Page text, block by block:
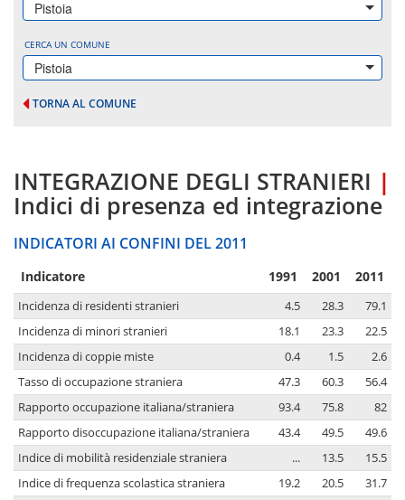
Pistoia
CERCA UN COMUNE
Pistoia
TORNA AL COMUNE
INTEGRAZIONE DEGLI STRANIERI |
Indici di presenza ed integrazione
INDICATORI AI CONFINI DEL 2011
Indicatore 1991 2001 2011
Incidenza di residenti stranieri 4.5 28.3
79.1
Incidenza di minori stranieri
18.1 23.3
22.5
Incidenza di coppie miste
0.4 1.5
2.6
Tasso di occupazione straniera
47.3 60.3
56.4
Rapporto occupazione italiana/straniera
93.4 75.8
82
Rapporto disoccupazione italiana/straniera
43.4 49.5
49.6
Indice di mobilità residenziale straniera
... 13.5
15.5
Indice di frequenza scolastica straniera
19.2 20.5
31.7